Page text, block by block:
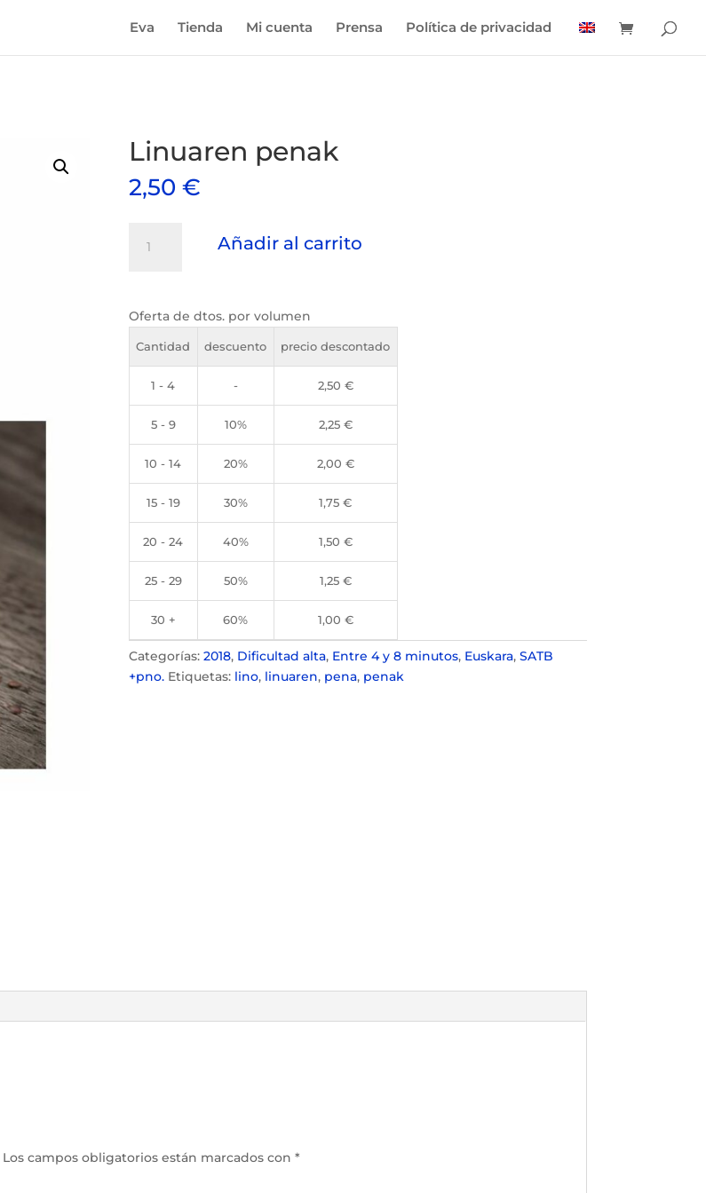
Eva Tienda Mi cuenta Prensa Política de privacidad
Linuaren penak
2,50 €
penak
Añadir al carrito
Oferta de dtos. por volumen
Cantidad descuento precio descontado
1 - 4 - 2,50 €
5 - 9 10% 2,25 €
10 - 14 20% 2,00 €
15 - 19 30% 1,75€
20 - 24 40% 1,50 €
25 - 29 50% 1,25 €
30 + 60% 1,00 €
Categorías: 2018, Dificultad alta, Entre 4 y 8 minutos, Euskara, SATB
+pno. Etiquetas: lino, linuaren, pena, penak
Los campos obligatorios están marcados con*